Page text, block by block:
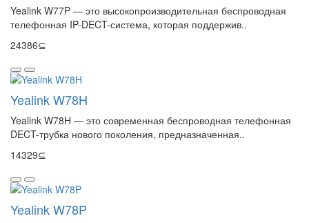
Yealink W77P — это высокопроизводительная беспроводная
телефонная IP-DECT-система, которая поддержив..
24386⊆
Yealink W78H
Yealink W78H — это современная беспроводная телефонная
DECT-трубка нового поколения, предназначенная..
14329⊆
Yealink W78P